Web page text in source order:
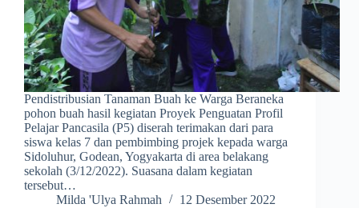
Pendistribusian Tanaman Buah ke Warga Beraneka
pohon buah hasil kegiatan Proyek Penguatan Profil
Pelajar Pancasila (P5) diserah terimakan dari para
siswa kelas 7 dan pembimbing projek kepada warga
Sidoluhur, Godean, Yogyakarta di area belakang
sekolah (3/12/2022). Suasana dalam kegiatan
tersebut…
Milda 'Ulya Rahmah
12 Desember 2022